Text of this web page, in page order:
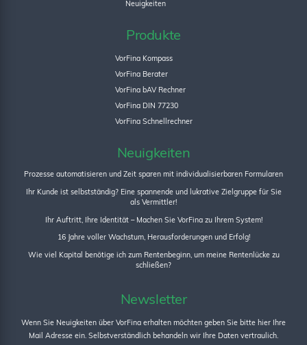
Neuigkeiten
Produkte
VorFina Kompass
VorFina Berater
VorFina bAV Rechner
VorFina DIN 77230
VorFina Schnellrechner
Neuigkeiten
Prozesse automatisieren und Zeit sparen mit individualisierbaren Formularen
Ihr Kunde ist selbstständig? Eine spannende und lukrative Zielgruppe für Sie
als Vermittler!
Ihr Auftritt, Ihre Identität – Machen Sie VorFina zu Ihrem System!
16 Jahre voller Wachstum, Herausforderungen und Erfolg!
Wie viel Kapital benötige ich zum Rentenbeginn, um meine Rentenlücke zu
schließen?
Newsletter
Wenn Sie Neuigkeiten über VorFina erhalten möchten geben Sie bitte hier Ihre
Mail Adresse ein. Selbstverständlich behandeln wir Ihre Daten vertraulich.